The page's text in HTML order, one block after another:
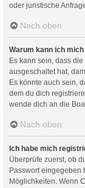
oder juristische
Nach oben
Warum kann ich
Es kann sein, dass
ausgeschaltet hat,
Es könnte auch sein,
dem du dich
wende dich an die
Nach oben
Ich habe mich
Überprüfe zuerst, ob
Passwort eingegeben
Möglichkeiten. Wenn